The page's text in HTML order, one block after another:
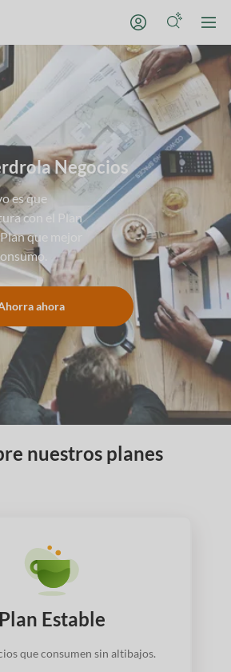
Negocios
es que
con el Plan
que mejor
ahora
nuestros planes
Plan Estable
que consumen sin altibajos.